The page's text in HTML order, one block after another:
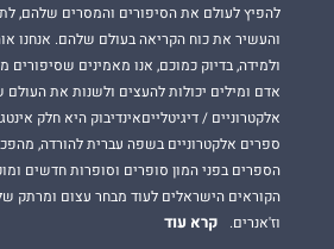
להפיץ לעולם את הסיפורים והמסרים שלהם,
והעשיר את כוח הקריאה בעולם שלהם. אנחנו
ולמידה, בדיוק כמוכם, אנו מאמינים שסיפורים
אדם ומילים יכולות להעצים ולשנות את
אלקטרוניים / דיגיטלייםאינדיבוק היא חלק
ספרים אלקטרוניים בשפה עברית להורדה,
הספרים בפני המון סופרים וסופרות חדשים
הקוראים הישראלים לעוד מבחר עצום ומרתק
וז'אנרים.
קרא עוד